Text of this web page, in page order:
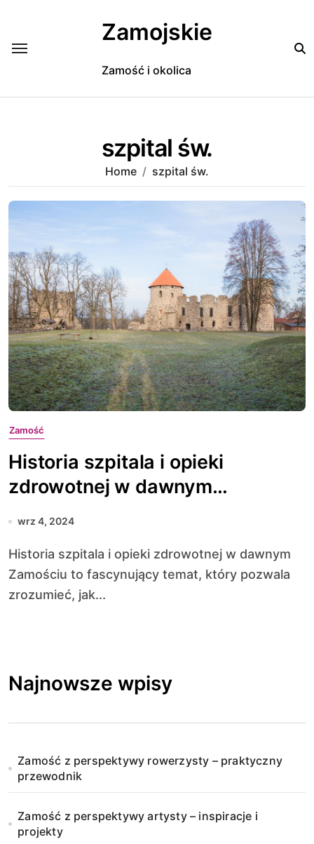
Zamojskie
Zamość i okolica
szpital św.
Home szpital św.
Zamość
Historia szpitala i opieki
zdrowotnej w dawnym
Zamościu
wrz 4, 2024
Historia szpitala i opieki zdrowotnej w dawnym
Zamościu to fascynujący temat, który pozwala
zrozumieć, jak...
Najnowsze wpisy
Zamość z perspektywy rowerzysty – praktyczny
przewodnik
Zamość z perspektywy artysty – inspiracje i
projekty